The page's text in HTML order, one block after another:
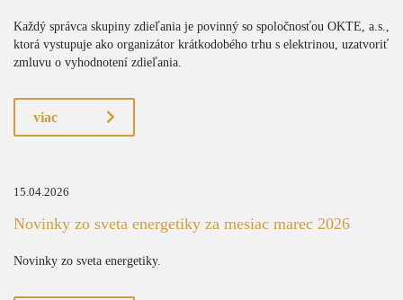
Každý správca skupiny zdieľania je povinný so spoločnosťou OKTE, a.s.,
ktorá vystupuje ako organizátor krátkodobého trhu s elektrinou, uzatvoriť
zmluvu o vyhodnotení zdieľania.
viac
15.04.2026
Novinky zo sveta energetiky za mesiac marec 2026
Novinky zo sveta energetiky.